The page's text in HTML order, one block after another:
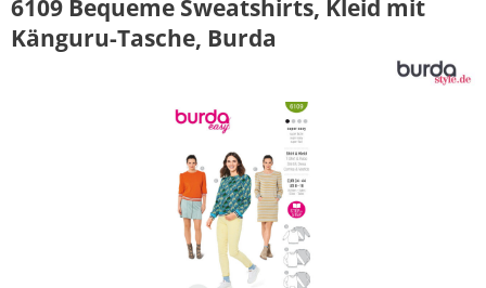
6109 Bequeme Sweatshirts, Kleid mit
Känguru-Tasche, Burda